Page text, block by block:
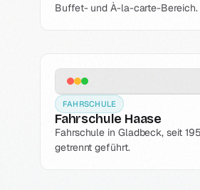
Buffet- und À-la-carte-Bereich.
FAHRSCHULE
Fahrschule Haase
Fahrschule in Gladbeck, seit
getrennt geführt.